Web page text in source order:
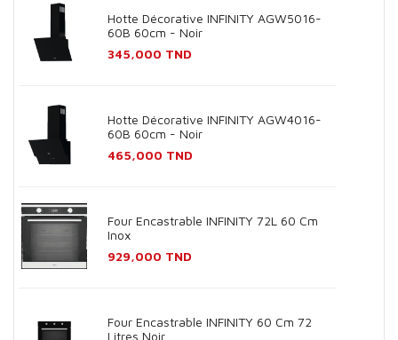
Hotte Décorative INFINITY AGW5016-
60B 60cm - Noir
Prix
345,000 TND
Hotte Décorative INFINITY AGW4016-
60B 60cm - Noir
Prix
465,000 TND
Four Encastrable INFINITY 72L 60 Cm
Inox
Prix
929,000 TND
Four Encastrable INFINITY 60 Cm 72
Litres Noir